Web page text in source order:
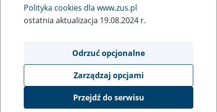
Rodzaj wydarzenia
Szkolenia
obsługa klientów
Event description
Platforma Usług Elektronicznych ZUS eZUS
Polityka cookies dla www.zus.pl
ostatnia aktualizacja 19.08.2024 r.
Odrzuć opcjonalne
Zarządzaj opcjami
Przejdź do serwisu